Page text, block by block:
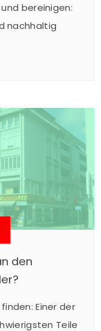
bereinigen:
nachhaltig
ist die
relevanten
Einholung von
sein.
möglichst
[…]
den
Einer der
Teile